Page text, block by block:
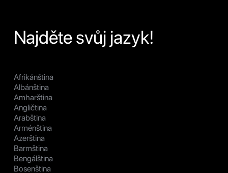
Najděte svůj jazyk!
Afrikánština
Albánština
Amharština
Angličtina
Arabština
Arménština
Azerština
Barmština
Bengálština
Bosenština